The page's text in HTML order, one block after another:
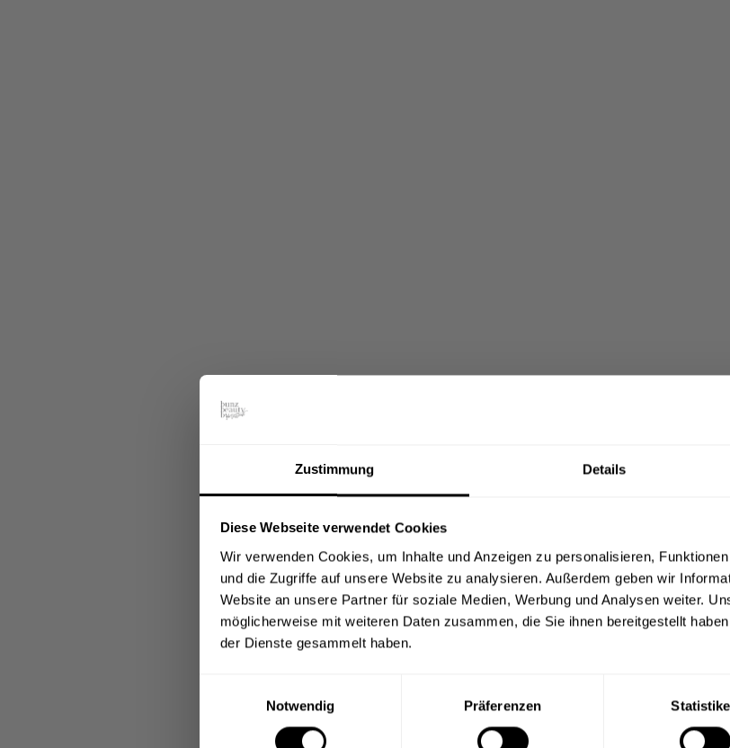
Zustimmung Details
Diese Webseite verwendet Cookies
Wir verwenden Cookies, um Inhalte und Anzeigen zu personalisieren,
und die Zugriffe auf unsere Website zu analysieren. Außerdem geben wir
Website an unsere Partner für soziale Medien, Werbung und Analysen weiter.
möglicherweise mit weiteren Daten zusammen, die Sie ihnen bereitgestellt
der Dienste gesammelt haben.
Notwendig
Präferenzen